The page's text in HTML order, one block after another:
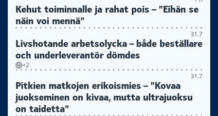
Kehut toiminnalle ja rahat pois – ”Eihän se
näin voi mennä”
31.7
Livshotande arbetsolycka – både beställare
och underleverantör dömdes
+2
31.7
Pitkien matkojen erikoismies – ”Kovaa
juokseminen on kivaa, mutta ultrajuoksu
on taidetta”